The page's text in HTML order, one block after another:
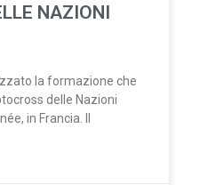
NAZIONI
la formazione che
delle Nazioni
in Francia. Il